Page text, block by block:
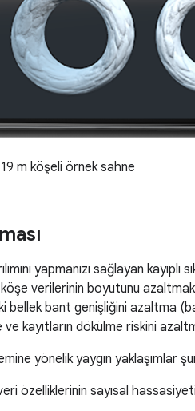
m köşeli örnek sahne
yapmanızı sağlayan
köşe verilerinin boyutunu
bellek bant genişliğini azaltma
ve kayıtların dökülme riskini
yönelik yaygın yaklaşımlar
özelliklerinin sayısal